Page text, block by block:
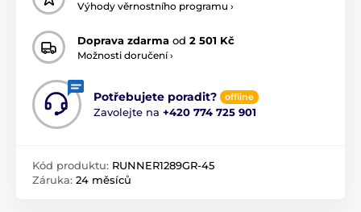
Výhody věrnostního programu ›
Doprava zdarma od 2 501 Kč
Možnosti doručení ›
Potřebujete poradit? offline
Zavolejte na +420 774 725 901
Kód produktu: RUNNER1289GR-45
Záruka: 24 měsíců